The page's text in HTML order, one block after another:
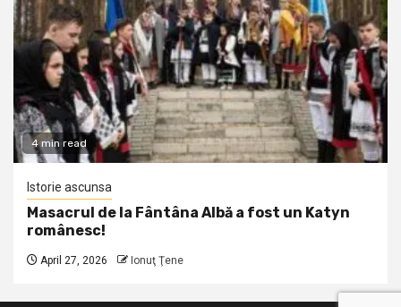
4 min read
Istorie ascunsa
Masacrul de la Fântâna Albă a fost un Katyn
românesc!
April 27, 2026 Ionuţ Ţene